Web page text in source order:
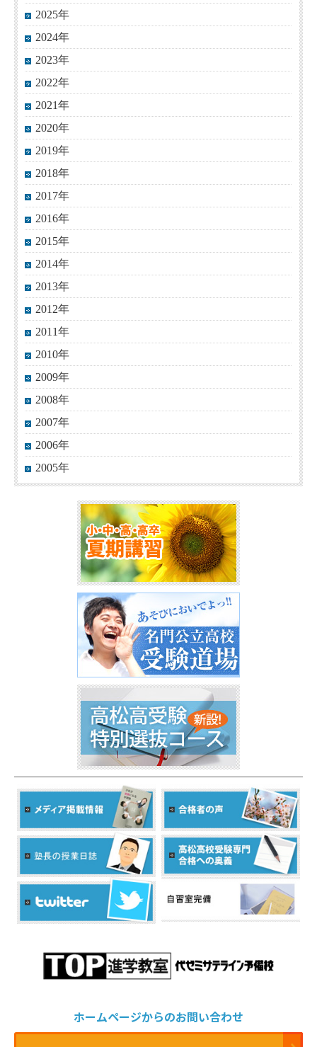
2025年
2024年
2023年
2022年
2021年
2020年
2019年
2018年
2017年
2016年
2015年
2014年
2013年
2012年
2011年
2010年
2009年
2008年
2007年
2006年
2005年
ホームページからのお問い合わせ